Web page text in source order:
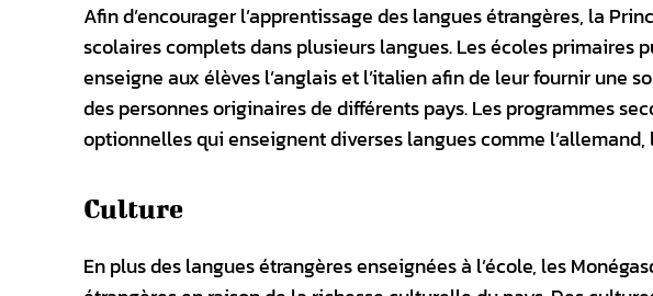
Afin d’encourager l’apprentissage des langues étrangères, la
scolaires complets dans plusieurs langues. Les écoles primaires
enseigne aux élèves l’anglais et l’italien afin de leur fournir une
des personnes originaires de différents pays. Les programmes
optionnelles qui enseignent diverses langues comme
Culture
En plus des langues étrangères enseignées à l’école, les